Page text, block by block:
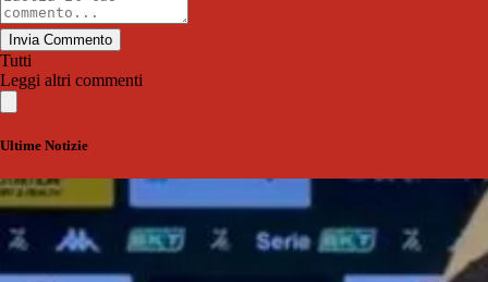
Invia Commento
Tutti
Leggi altri commenti
Ultime Notizie